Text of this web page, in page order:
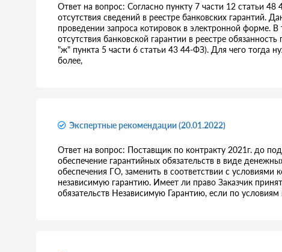
Ответ на вопрос: Согласно пункту 7 части 12 статьи
отсутствия сведений в реестре банковских гарантий.
проведении запроса котировок в электронной форме. В
отсутствия банковской гарантии в реестре
"ж" пункта 5 части 6 статьи 43 44-ФЗ). Для чего тогда
более,
Экспертные рекомендации (20.01.2022)
Ответ на вопрос: Поставщик по контракту 2021г. до
обеспечение гарантийных обязательств в виде
обеспечения ГО, заменить в соответствии с
независимую гарантию. Имеет ли право Заказчик
обязательств Независимую Гарантию, если по условиям